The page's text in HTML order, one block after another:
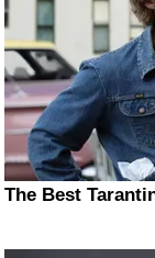
The Best